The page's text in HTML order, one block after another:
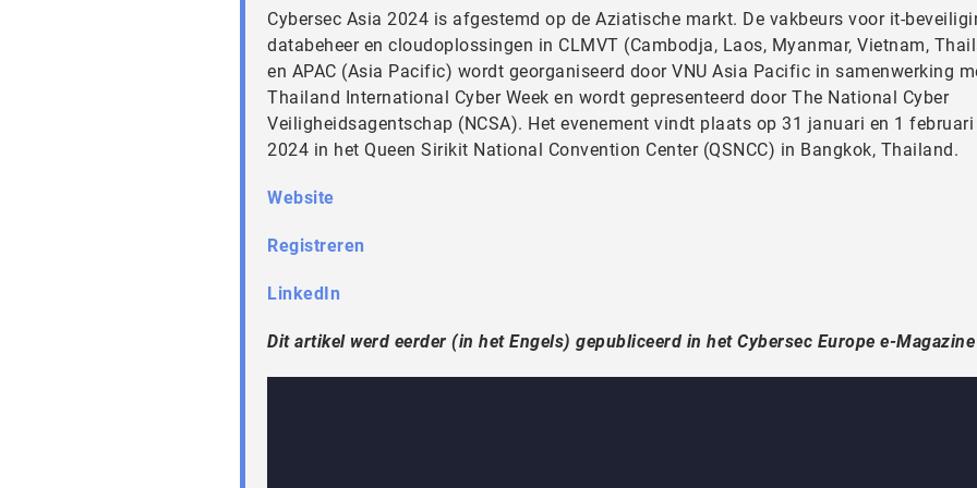
Cybersec Asia 2024 is afgestemd op de Aziatische markt. De vakbeurs voor it-
databeheer en cloudoplossingen in CLMVT (Cambodja, Laos, Myanmar, Vietnam,
en APAC (Asia Pacific) wordt georganiseerd door VNU Asia Pacific in samenwerking
Thailand International Cyber Week en wordt gepresenteerd door The National Cyber
Veiligheidsagentschap (NCSA). Het evenement vindt plaats op 31 januari en 1 februari
2024 in het Queen Sirikit National Convention Center (QSNCC) in Bangkok, Thailand.
Website
Registreren
LinkedIn
Dit artikel werd eerder (in het Engels) gepubliceerd in het Cybersec Europe e-